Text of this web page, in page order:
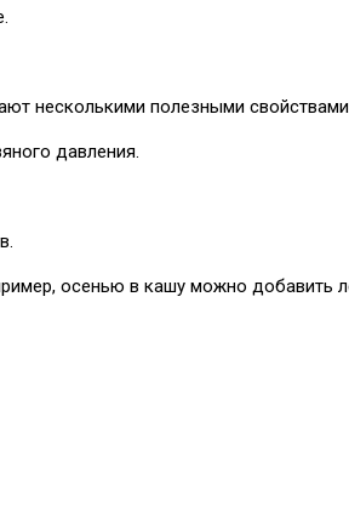
несколькими полезными
давления.
осенью в кашу можно